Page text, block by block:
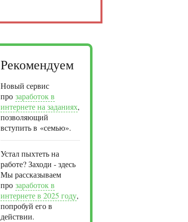
Рекомендуем
Новый сервис
про заработок в
интернете на заданиях,
позволяющий
вступить в «семью».
Устал пыхтеть на
работе? Заходи - здесь
Мы рассказываем
про заработок в
интернете в 2025 году,
попробуй его в
действии.